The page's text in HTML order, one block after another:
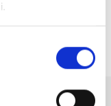
Scopri di più